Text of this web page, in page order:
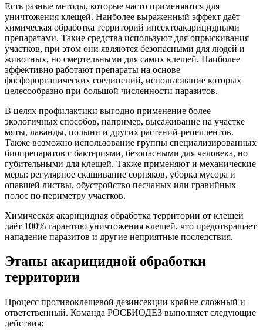
Есть разные методы, которые часто применяются для
уничтожения клещей. Наиболее выраженный эффект даёт
химическая обработка территорий инсектоакарицидными
препаратами. Такие средства используют для опрыскивания
участков, при этом они являются безопасными для людей и
животных, но смертельными для самих клещей. Наиболее
эффективно работают препараты на основе
фосфорорганических соединений, использование которых
целесообразно при большой численности паразитов.
В целях профилактики выгодно применение более
экологичных способов, например, высаживание на участке
мяты, лаванды, полыни и других растений-репеллентов.
Также возможно использование группы специализированных
биопрепаратов с бактериями, безопасными для человека, но
губительными для клещей. Также применяют и механические
меры: регулярное скашивание сорняков, уборка мусора и
опавшей листвы, обустройство песчаных или гравийных
полос по периметру участков.
Химическая акарицидная обработка территории от клещей
даёт 100% гарантию уничтожения клещей, что предотвращает
нападение паразитов и другие неприятные последствия.
Этапы акарицидной обработки
территории
Процесс противоклещевой дезинсекции крайне сложный и
ответственный. Команда РОСБИОДЕЗ выполняет следующие
действия: